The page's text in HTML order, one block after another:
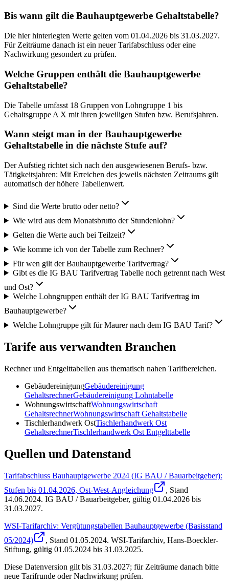
Bis wann gilt die Bauhauptgewerbe Gehaltstabelle?
Die hier hinterlegten Werte gelten vom 01.04.2026 bis 31.03.2027.
Für Zeiträume danach ist ein neuer Tarifabschluss oder eine
Nachwirkung gesondert zu prüfen.
Welche Gruppen enthält die Bauhauptgewerbe
Gehaltstabelle?
Die Tabelle umfasst 18 Gruppen von Lohngruppe 1 bis
Gehaltsgruppe A X mit ihren jeweiligen Stufen bzw. Berufsjahren.
Wann steigt man in der Bauhauptgewerbe
Gehaltstabelle in die nächste Stufe auf?
Der Aufstieg richtet sich nach den ausgewiesenen Berufs- bzw.
Tätigkeitsjahren: Mit Erreichen des jeweils nächsten Zeitraums gilt
automatisch der höhere Tabellenwert.
Sind die Werte brutto oder netto?
Wie wird aus dem Monatsbrutto der Stundenlohn?
Gelten die Werte auch bei Teilzeit?
Wie komme ich von der Tabelle zum Rechner?
Für wen gilt der Bauhauptgewerbe Tarifvertrag?
Gibt es die IG BAU Tarifvertrag Tabelle noch getrennt nach West
und Ost?
Welche Lohngruppen enthält der IG BAU Tarifvertrag im
Bauhauptgewerbe?
Welche Lohngruppe gilt für Maurer nach dem IG BAU Tarif?
Tarife aus verwandten Branchen
Rechner und Entgelttabellen aus thematisch nahen Tarifbereichen.
GebäudereinigungGebäudereinigung
GehaltsrechnerGebäudereinigung Lohntabelle
WohnungswirtschaftWohnungswirtschaft
GehaltsrechnerWohnungswirtschaft Gehaltstabelle
Tischlerhandwerk OstTischlerhandwerk Ost
GehaltsrechnerTischlerhandwerk Ost Entgelttabelle
Quellen und Datenstand
Tarifabschluss Bauhauptgewerbe 2024 (IG BAU / Bauarbeitgeber):
Stufen bis 01.04.2026, Ost-West-Angleichung
, Stand
14.06.2024. IG BAU / Bauarbeitgeber, gültig 01.04.2026 bis
31.03.2027.
WSI-Tarifarchiv: Vergütungstabellen Bauhauptgewerbe (Basisstand
05/2024)
, Stand 01.05.2024. WSI-Tarifarchiv, Hans-Boeckler-
Stiftung, gültig 01.05.2024 bis 31.03.2025.
Diese Datenversion gilt bis 31.03.2027; für Zeiträume danach bitte
neue Tarifrunde oder Nachwirkung prüfen.